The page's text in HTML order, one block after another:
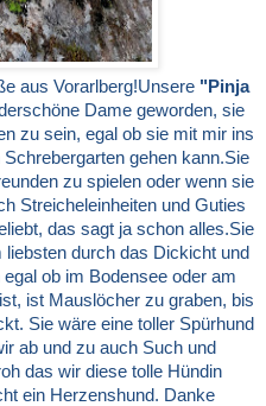
aus Vorarlberg!Unsere "Pinja
Dame geworden, sie
zu sein, egal ob sie mit mir ins
gehen kann.Sie
zu spielen oder wenn sie
Streicheleinheiten und Guties
das sagt ja schon alles.Sie
liebsten durch das Dickicht und
ob im Bodensee oder am
ist Mauslöcher zu graben, bis
Sie wäre eine toller Spürhund
ab und zu auch Such und
das wir diese tolle Hündin
ein Herzenshund. Danke